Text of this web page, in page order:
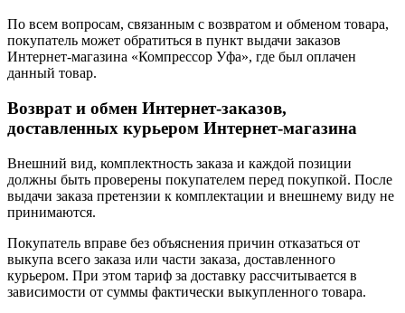
По всем вопросам, связанным с возвратом и обменом товара,
покупатель может обратиться в пункт выдачи заказов
Интернет-магазина «Компрессор Уфа», где был оплачен
данный товар.
Возврат и обмен Интернет-заказов,
доставленных курьером Интернет-магазина
Внешний вид, комплектность заказа и каждой позиции
должны быть проверены покупателем перед покупкой. После
выдачи заказа претензии к комплектации и внешнему виду не
принимаются.
Покупатель вправе без объяснения причин отказаться от
выкупа всего заказа или части заказа, доставленного
курьером. При этом тариф за доставку рассчитывается в
зависимости от суммы фактически выкупленного товара.